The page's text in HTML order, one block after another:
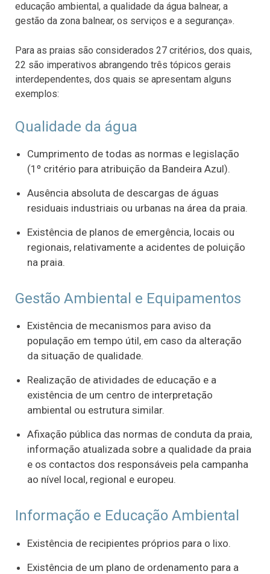
educação ambiental, a qualidade da água balnear, a
gestão da zona balnear, os serviços e a segurança».
Para as praias são considerados 27 critérios, dos quais,
22 são imperativos abrangendo três tópicos gerais
interdependentes, dos quais se apresentam alguns
exemplos:
Qualidade da água
Cumprimento de todas as normas e legislação
(1º critério para atribuição da Bandeira Azul).
Ausência absoluta de descargas de águas
residuais industriais ou urbanas na área da praia.
Existência de planos de emergência, locais ou
regionais, relativamente a acidentes de poluição
na praia.
Gestão Ambiental e Equipamentos
Existência de mecanismos para aviso da
população em tempo útil, em caso da alteração
da situação de qualidade.
Realização de atividades de educação e a
existência de um centro de interpretação
ambiental ou estrutura similar.
Afixação pública das normas de conduta da praia,
informação atualizada sobre a qualidade da praia
e os contactos dos responsáveis pela campanha
ao nível local, regional e europeu.
Informação e Educação Ambiental
Existência de recipientes próprios para o lixo.
Existência de um plano de ordenamento para a